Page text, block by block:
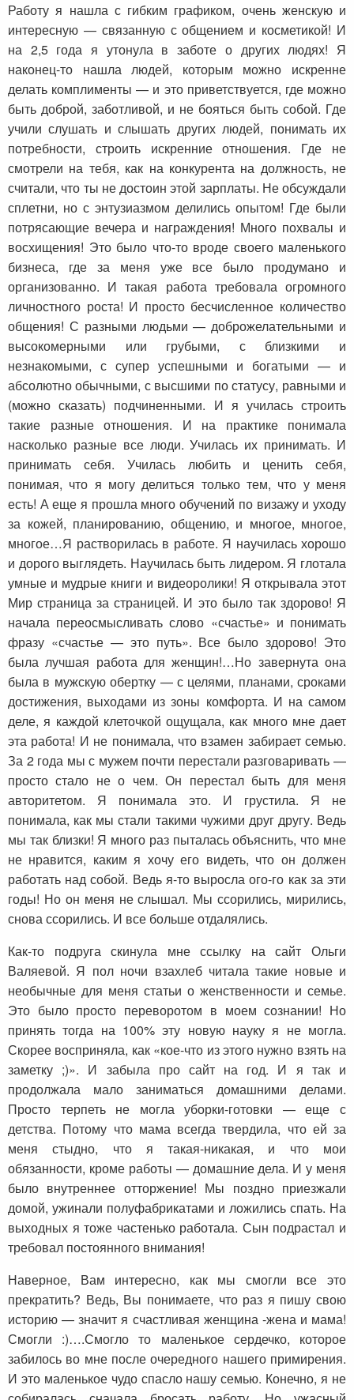
Работу я нашла с гибким графиком, очень женскую и
интересную — связанную с общением и косметикой! И
на 2,5 года я утонула в заботе о других людях! Я
наконец-то нашла людей, которым можно искренне
делать комплименты — и это приветствуется, где можно
быть доброй, заботливой, и не бояться быть собой. Где
учили слушать и слышать других людей, понимать их
потребности, строить искренние отношения. Где не
смотрели на тебя, как на конкурента на должность, не
считали, что ты не достоин этой зарплаты. Не обсуждали
сплетни, но с энтузиазмом делились опытом! Где были
потрясающие вечера и награждения! Много похвалы и
восхищения! Это было что-то вроде своего маленького
бизнеса, где за меня уже все было продумано и
организованно. И такая работа требовала огромного
личностного роста! И просто бесчисленное количество
общения! С разными людьми — доброжелательными и
высокомерными или грубыми, с близкими и
незнакомыми, с супер успешными и богатыми — и
абсолютно обычными, с высшими по статусу, равными и
(можно сказать) подчиненными. И я училась строить
такие разные отношения. И на практике понимала
насколько разные все люди. Училась их принимать. И
принимать себя. Училась любить и ценить себя,
понимая, что я могу делиться только тем, что у меня
есть! А еще я прошла много обучений по визажу и уходу
за кожей, планированию, общению, и многое, многое,
многое…Я растворилась в работе. Я научилась хорошо
и дорого выглядеть. Научилась быть лидером. Я глотала
умные и мудрые книги и видеоролики! Я открывала этот
Мир страница за страницей. И это было так здорово! Я
начала переосмысливать слово «счастье» и понимать
фразу «счастье — это путь». Все было здорово! Это
была лучшая работа для женщин!…Но завернута она
была в мужскую обертку — с целями, планами, сроками
достижения, выходами из зоны комфорта. И на самом
деле, я каждой клеточкой ощущала, как много мне дает
эта работа! И не понимала, что взамен забирает семью.
За 2 года мы с мужем почти перестали разговаривать —
просто стало не о чем. Он перестал быть для меня
авторитетом. Я понимала это. И грустила. Я не
понимала, как мы стали такими чужими друг другу. Ведь
мы так близки! Я много раз пыталась объяснить, что мне
не нравится, каким я хочу его видеть, что он должен
работать над собой. Ведь я-то выросла ого-го как за эти
годы! Но он меня не слышал. Мы ссорились, мирились,
снова ссорились. И все больше отдалялись.
Как-то подруга скинула мне ссылку на сайт Ольги
Валяевой. Я пол ночи взахлеб читала такие новые и
необычные для меня статьи о женственности и семье.
Это было просто переворотом в моем сознании! Но
принять тогда на 100% эту новую науку я не могла.
Скорее восприняла, как «кое-что из этого нужно взять на
заметку ;)». И забыла про сайт на год. И я так и
продолжала мало заниматься домашними делами.
Просто терпеть не могла уборки-готовки — еще с
детства. Потому что мама всегда твердила, что ей за
меня стыдно, что я такая-никакая, и что мои
обязанности, кроме работы — домашние дела. И у меня
было внутреннее отторжение! Мы поздно приезжали
домой, ужинали полуфабрикатами и ложились спать. На
выходных я тоже частенько работала. Сын подрастал и
требовал постоянного внимания!
Наверное, Вам интересно, как мы смогли все это
прекратить? Ведь, Вы понимаете, что раз я пишу свою
историю — значит я счастливая женщина -жена и мама!
Смогли :)….Смогло то маленькое сердечко, которое
забилось во мне после очередного нашего примирения.
И это маленькое чудо спасло нашу семью. Конечно, я не